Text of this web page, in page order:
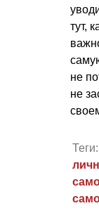
тут,
не
не
Теги: